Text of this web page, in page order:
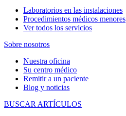
Laboratorios en las instalaciones
Procedimientos médicos menores
Ver todos los servicios
Sobre nosotros
Nuestra oficina
Su centro médico
Remitir a un paciente
Blog y noticias
BUSCAR ARTÍCULOS